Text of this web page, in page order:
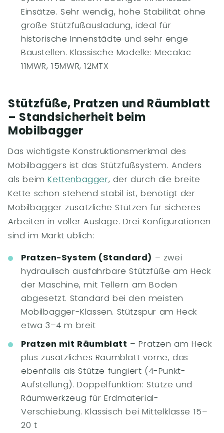
Einsätze. Sehr wendig, hohe Stabilität ohne
große Stützfußausladung, ideal für
historische Innenstädte und sehr enge
Baustellen. Klassische Modelle: Mecalac
11MWR, 15MWR, 12MTX
Stützfüße, Pratzen und Räumblatt
– Standsicherheit beim
Mobilbagger
Das wichtigste Konstruktionsmerkmal des
Mobilbaggers ist das Stützfußsystem. Anders
als beimKettenbagger, der durch die breite
Kette schon stehend stabil ist, benötigt der
Mobilbagger zusätzliche Stützen für sicheres
Arbeiten in voller Auslage. Drei Konfigurationen
sind im Markt üblich:
Pratzen-System (Standard) – zwei
hydraulisch ausfahrbare Stützfüße am Heck
der Maschine, mit Tellern am Boden
abgesetzt. Standard bei den meisten
Mobilbagger-Klassen. Stützspur am Heck
etwa 3–4 m breit
Pratzen mit Räumblatt – Pratzen am Heck
plus zusätzliches Räumblatt vorne, das
ebenfalls als Stütze fungiert (4-Punkt-
Aufstellung). Doppelfunktion: Stütze und
Räumwerkzeug für Erdmaterial-
Verschiebung. Klassisch bei Mittelklasse 15–
20 t